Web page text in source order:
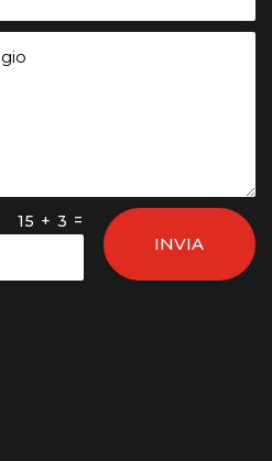
15 + 3 =
INVIA